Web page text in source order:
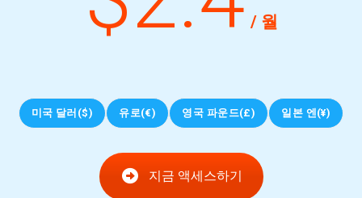
/ 월
미국 달러($) 유로(€) 영국 파운드(£) 일본 엔(¥)
지금 액세스하기